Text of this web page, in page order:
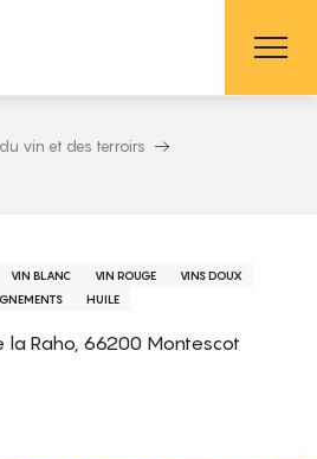
vin et des terroirs
VIN BLANC VIN ROUGE
VINS DOUX
HUILE
Raho, 66200 Montescot